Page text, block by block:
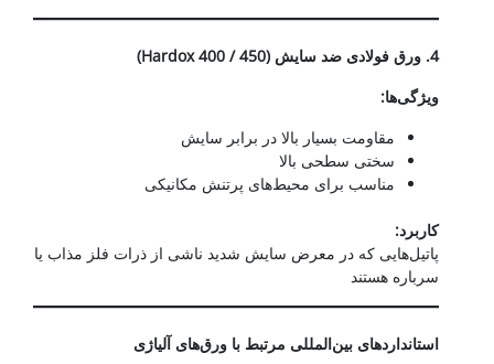
4. ورق فولادی ضد سایش (Hardox 400 / 450)
ویژگی‌ها:
مقاومت بسیار بالا در برابر سایش
سختی سطحی بالا
مناسب برای محیط‌های پرتنش مکانیکی
کاربرد:
پاتیل‌هایی که در معرض سایش شدید ناشی از ذرات فلز مذاب یا
سرباره هستند
استانداردهای بین‌المللی مرتبط با ورق‌های آلیاژی